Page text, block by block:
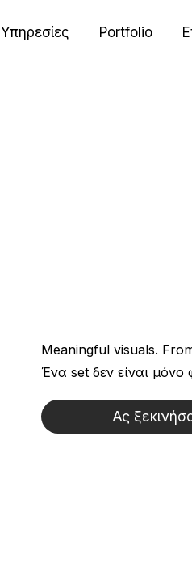
Υπηρεσίες Portfolio
Meaningful visuals.
Ένα set δεν είναι μόνο
Ας